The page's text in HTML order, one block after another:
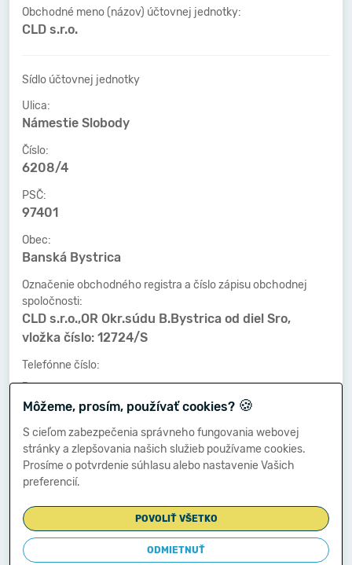
Obchodné meno (názov) účtovnej jednotky:
CLD s.r.o.
Sídlo účtovnej jednotky
Ulica:
Námestie Slobody
Číslo:
6208/4
PSČ:
97401
Obec:
Banská Bystrica
Označenie obchodného registra a číslo zápisu obchodnej
spoločnosti:
CLD s.r.o.,OR Okr.súdu B.Bystrica od diel Sro,
vložka číslo: 12724/S
Telefónne číslo:
-
Faxové číslo:
-
E-mailová adresa:
-
Zostavená dňa:
08.05.2025
Môžeme, prosím, používať cookies? 🍪
S cieľom zabezpečenia správneho fungovania webovej
stránky a zlepšovania našich služieb používame cookies.
Prosíme o potvrdenie súhlasu alebo nastavenie Vašich
preferencií.
POVOLIŤ VŠETKO
ODMIETNUŤ